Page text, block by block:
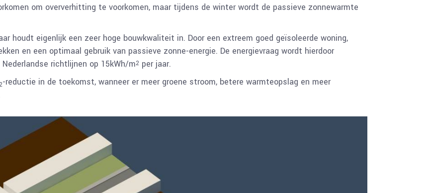
om oververhitting te voorkomen, maar tijdens de winter wordt de passieve zonnewarmte
houdt eigenlijk een zeer hoge bouwkwaliteit in. Door een extreem goed geïsoleerde woning,
en een optimaal gebruik van passieve zonne-energie. De energievraag wordt hierdoor
richtlijnen op 15kWh/m2 per jaar.
-reductie in de toekomst, wanneer er meer groene stroom, betere warmteopslag en meer